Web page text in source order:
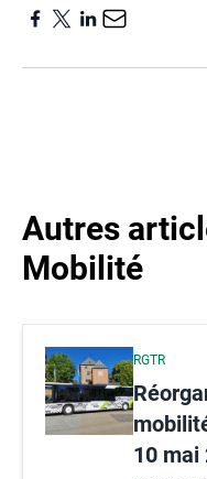
Autres
Mobilité
RGTR
10 mai